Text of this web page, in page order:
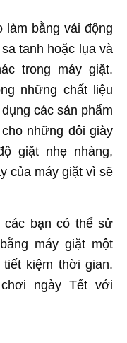
làm bằng vải động
tanh hoặc lụa và
trong máy giặt.
những chất liệu
các sản phẩm
những đôi giày
giặt nhẹ nhàng,
của máy giặt vì sẽ
các bạn có thể sử
máy giặt một
kiệm thời gian.
ngày Tết với